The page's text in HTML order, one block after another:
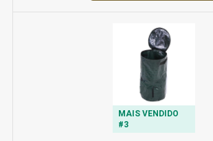
MAIS VENDIDO
#3